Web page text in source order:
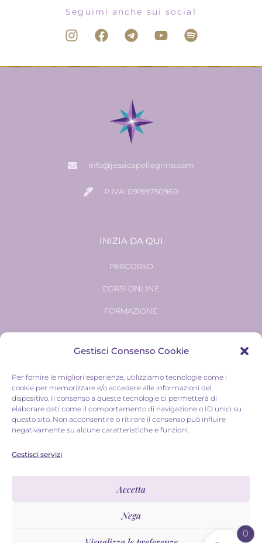
Gestisci Consenso Cookie
Per fornire le migliori esperienze, utilizziamo tecnologie come i
cookie per memorizzare e/o accedere alle informazioni del
dispositivo. Il consenso a queste tecnologie ci permetterà di
elaborare dati come il comportamento di navigazione o ID unici su
questo sito. Non acconsentire o ritirare il consenso può influire
negativamente su alcune caratteristiche e funzioni.
Gestisci servizi
Accetta
Nega
Seguimi anche sui social
info@jessicapellegrino.com
P.IVA: 09199750960
INIZIA DA QUI
PERCORSO
CORSI ONLINE
FORMAZIONE
Tutti I diritti sono riservati © Jessica Pellegrino – Web design
Roxana Degiovanni– FotoIrina Vendemiati
Tutti i contenuti presenti su questo sito sono ideati e curati
da Jessica Pellegrino. Alcuni testi e immagini sono stati
prima della pubblicazione, in conformità ai principi di
trasparenza previsti dal Regolamento (UE) 2024/1689 (AI
0